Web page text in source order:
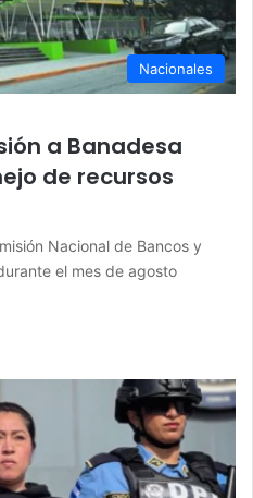
Nacionales
a Banadesa
de recursos
Nacional de Bancos y
el mes de agosto